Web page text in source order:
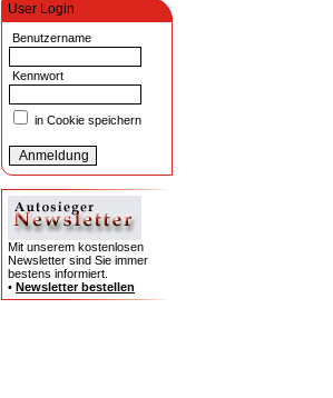
User Login
Benutzername
Kennwort
in Cookie speichern
Mit unserem kostenlosen
Newsletter sind Sie immer
bestens informiert.
• Newsletter bestellen